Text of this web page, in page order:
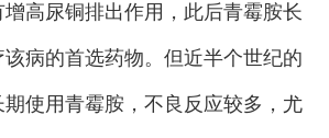
高尿铜排出作用，此后青霉胺长
病的首选药物。但近半个世纪的
使用青霉胺，不良反应较多，尤